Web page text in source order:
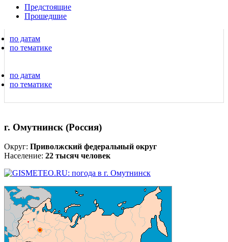
Предстоящие
Прошедшие
по датам
по тематике
по датам
по тематике
г. Омутнинск (Россия)
Округ: Приволжский федеральный округ
Население: 22 тысяч человек